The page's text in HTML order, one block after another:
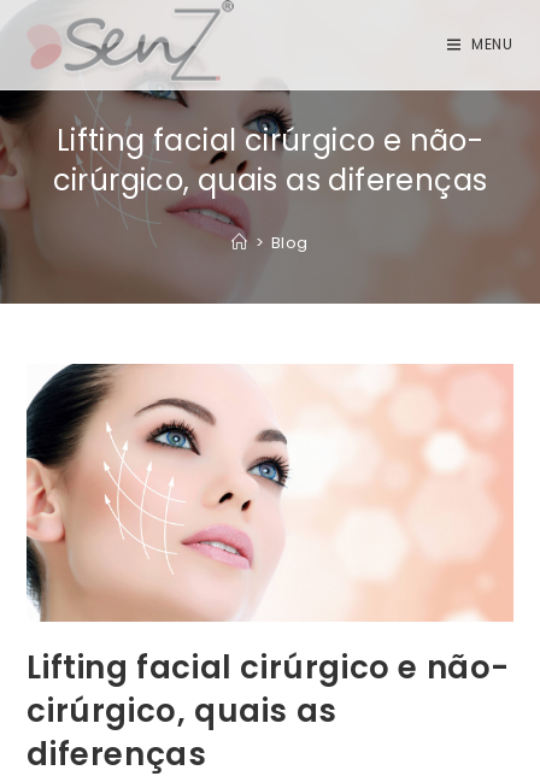
MENU
Lifting facial cirúrgico e não-
cirúrgico, quais as diferenças
> Blog
Lifting facial cirúrgico e não-
cirúrgico, quais as
diferenças